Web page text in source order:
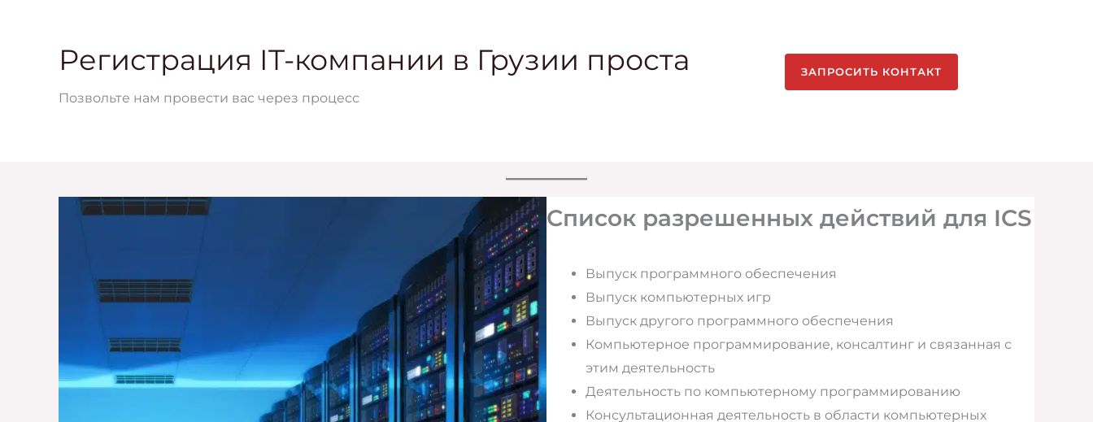
Регистрация IT-компании в Грузии проста
Позвольте нам провести вас через процесс
ЗАПРОСИТЬ КОНТАКТ
Список разрешенных действий для ICS
Выпуск программного обеспечения
Выпуск компьютерных игр
Выпуск другого программного обеспечения
Компьютерное программирование, консалтинг и связанная с
этим деятельность
Деятельность по компьютерному программированию
Консультационная деятельность в области компьютерных